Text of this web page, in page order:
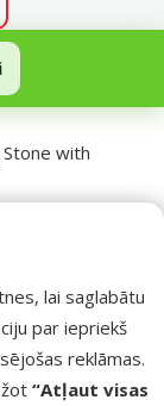
lai saglabātu
par iepriekš
reklāmas.
“Atļaut visas
with
with
stiepli;